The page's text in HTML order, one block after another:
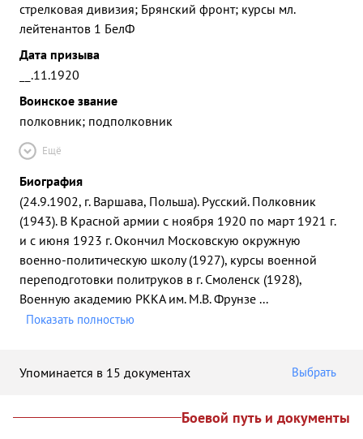
стрелковая дивизия; Брянский фронт; курсы мл.
лейтенантов 1 БелФ
Дата призыва
__.11.1920
Воинское звание
полковник; подполковник
Ещё
Биография
(24.9.1902, г. Варшава, Польша). Русский. Полковник
(1943). В Красной армии с ноября 1920 по март 1921 г.
и с июня 1923 г. Окончил Московскую окружную
военно-политическую школу (1927), курсы военной
переподготовки политруков в г. Смоленск (1928),
Военную академию РККА им. М.В. Фрунзе ...
Показать полностью
Упоминается в 15 документах Выбрать
Боевой путь и документы